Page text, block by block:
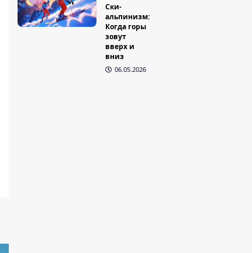
Ски-
альпинизм:
Когда горы
зовут
вверх и
вниз
06.05.2026